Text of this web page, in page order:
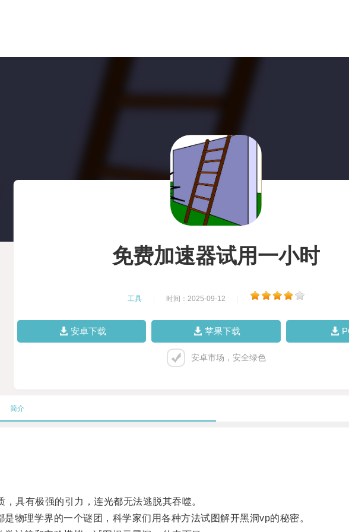
免费加速器试用一小时
工具 时间：2025-09-12
安卓下载 苹果下载
安卓市场，安全绿色
简介
具有极强的引力，连光都无法逃脱其吞噬。
理学界的一个谜团，科学家们用各种方法试图解开黑洞vp的秘密。